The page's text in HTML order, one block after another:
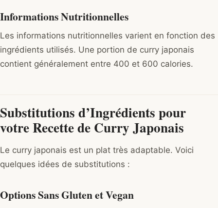
Informations Nutritionnelles
Les informations nutritionnelles varient en fonction des
ingrédients utilisés. Une portion de curry japonais
contient généralement entre 400 et 600 calories.
Substitutions d’Ingrédients pour
votre Recette de Curry Japonais
Le curry japonais est un plat très adaptable. Voici
quelques idées de substitutions :
Options Sans Gluten et Vegan